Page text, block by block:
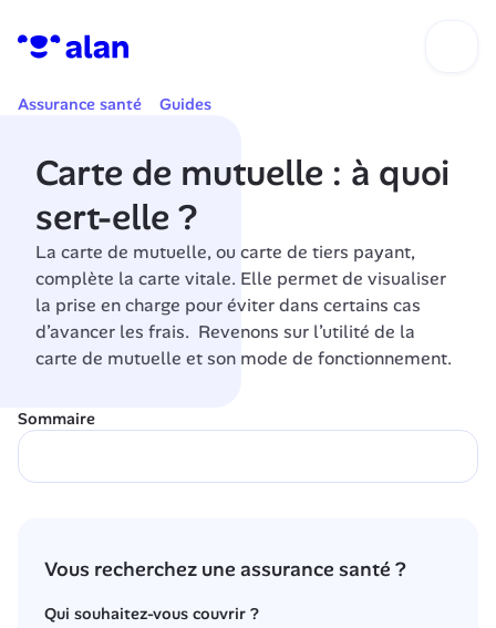
Assurance santé Guides
Carte de mutuelle : à quoi
sert-elle ?
La carte de mutuelle, ou carte de tiers payant,
complète la carte vitale. Elle permet de visualiser
la prise en charge pour éviter dans certains cas
d’avancer les frais.  Revenons sur l’utilité de la
carte de mutuelle et son mode de fonctionnement.
Sommaire
Vous recherchez une assurance santé ?
Qui souhaitez-vous couvrir ?